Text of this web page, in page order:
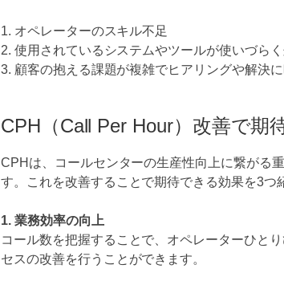
1. オペレーターのスキル不足
2. 使用されているシステムやツールが使いづら
3. 顧客の抱える課題が複雑でヒアリングや解決
CPH（Call Per Hour）改善で期
CPHは、コールセンターの生産性向上に繋がる
す。これを改善することで期待できる効果を3つ
1. 業務効率の向上
コール数を把握することで、オペレーターひと
セスの改善を行うことができます。